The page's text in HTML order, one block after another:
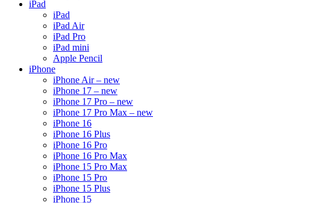
iPad
iPad
iPad Air
iPad Pro
iPad mini
Apple Pencil
iPhone
iPhone Air – new
iPhone 17 – new
iPhone 17 Pro – new
iPhone 17 Pro Max – new
iPhone 16
iPhone 16 Plus
iPhone 16 Pro
iPhone 16 Pro Max
iPhone 15 Pro Max
iPhone 15 Pro
iPhone 15 Plus
iPhone 15